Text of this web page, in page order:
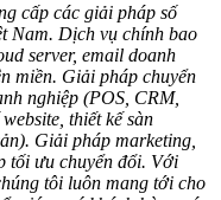
cấp các giải pháp số
Nam. Dịch vụ chính bao
server, email doanh
miền. Giải pháp chuyển
nghiệp (POS, CRM,
thiết kế sàn
Giải pháp marketing,
tối ưu chuyển đổi. Với
tôi luôn mang tới cho